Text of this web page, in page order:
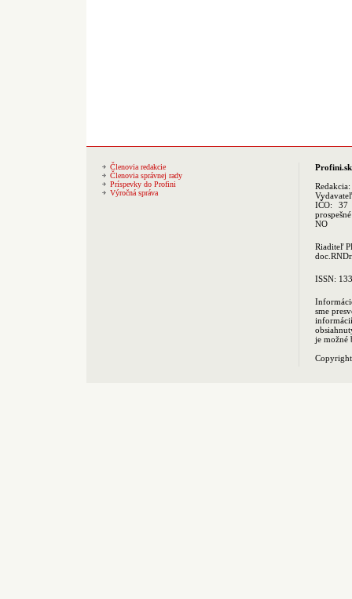
Členovia redakcie
Členovia správnej rady
Príspevky do Profini
Výročná správa
Profini.sk
Redakcia:
IČO: 37
NO
Riaditeľ
ISSN:
sme
je možné